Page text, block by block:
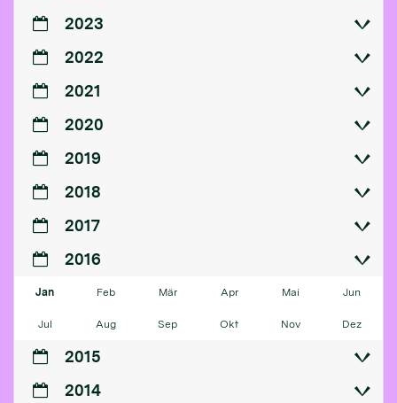
2023
2022
2021
2020
2019
2018
2017
2016
Jan Feb Mär Apr Mai Jun
Jul Aug Sep Okt Nov Dez
2015
2014